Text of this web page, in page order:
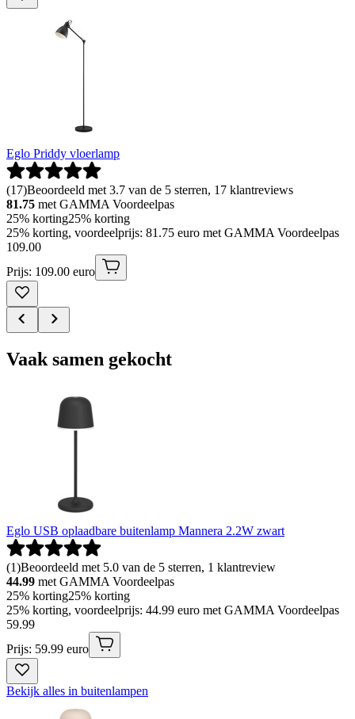
Eglo Priddy vloerlamp
(17)Beoordeeld met 3.7 van de 5 sterren, 17 klantreviews
81.75 met GAMMA Voordeelpas
25% korting25% korting
25% korting, voordeelprijs: 81.75 euro met GAMMA Voordeelpas
109.00
Prijs: 109.00 euro
Vaak samen gekocht
Eglo USB oplaadbare buitenlamp Mannera 2.2W zwart
(1)Beoordeeld met 5.0 van de 5 sterren, 1 klantreview
44.99 met GAMMA Voordeelpas
25% korting25% korting
25% korting, voordeelprijs: 44.99 euro met GAMMA Voordeelpas
59.99
Prijs: 59.99 euro
Bekijk alles in buitenlampen